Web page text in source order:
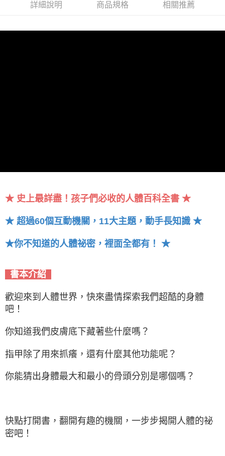
５．嚴禁一人註冊多個帳號或使用他人資訊註冊。若發現惡意使用之情形，
詳細說明 商品規格 相關推薦
★ 史上最詳盡！孩子們必收的人體百科全書 ★
★ 超過60個互動機關，11大主題，動手長知識 ★
★你不知道的人體祕密，裡面全都有！ ★
書本介紹
歡迎來到人體世界，快來盡情探索我們超酷的身體
吧！
你知道我們皮膚底下藏著些什麼嗎？
指甲除了用來抓癢，還有什麼其他功能呢？
你能猜出身體最大和最小的骨頭分別是哪個嗎？
快點打開書，翻開有趣的機關，一步步揭開人體的祕
密吧！